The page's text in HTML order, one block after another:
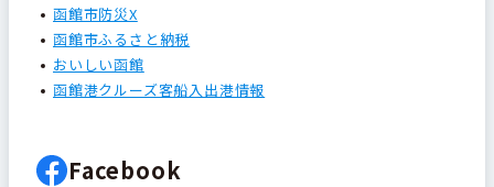
函館市防災X
函館市ふるさと納税
おいしい函館
函館港クルーズ客船入出港情報
Facebook